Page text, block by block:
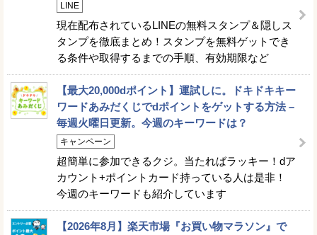
LINE
現在配布されているLINEの無料スタンプ＆隠しス
タンプを徹底まとめ！スタンプを無料ゲットでき
る条件や取得するまでの手順、有効期限など
【最大20,000dポイント】運試しに。ドキドキキー
ワードあみだくじでdポイントをゲットする方法 –
毎週火曜日更新。今週のキーワードは？
キャンペーン
超簡単に参加できるクジ。当たればラッキー！dア
カウント+ポイントカード持っている人は是非！
今週のキーワードも紹介しています
【2026年8月】楽天市場『お買い物マラソン』で